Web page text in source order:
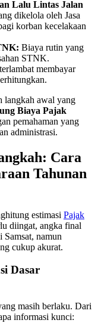
Lalu Lintas Jalan
dikelola oleh Jasa
korban kecelakaan
Biaya rutin yang
STNK.
membayar
langkah awal yang
Biaya Pajak
pemahaman yang
administrasi.
Cara
Tahunan
estimasi Pajak
diingat, angka final
Samsat, namun
cukup akurat.
Dasar
masih berlaku. Dari
informasi kunci: